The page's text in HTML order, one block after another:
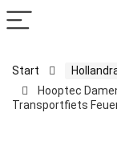
Start
Hooptec
Transportfiets